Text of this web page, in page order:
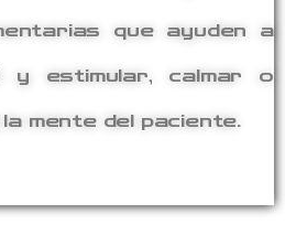
que ayuden a
y estimular, calmar o
mente del paciente.